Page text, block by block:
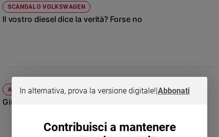
2026
Cinema,
Arte
SCANDALO VOLKSWAGEN
Il vostro diesel dice la verità? Forse no
ATTUALITÀ
Giuseppe Berta: «Così Marchionne punta a Gm»
In alternativa, prova la versione digitale!|Abbonati
Contribuisci a mantenere